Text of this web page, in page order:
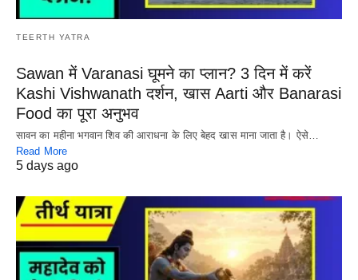
TEERTH YATRA
Sawan में Varanasi घूमने का प्लान? 3 दिन में करें
Kashi Vishwanath दर्शन, खास Aarti और Banarasi
Food का पूरा अनुभव
सावन का महीना भगवान शिव की आराधना के लिए बेहद खास माना जाता है। ऐसे…
Read More
5 days ago